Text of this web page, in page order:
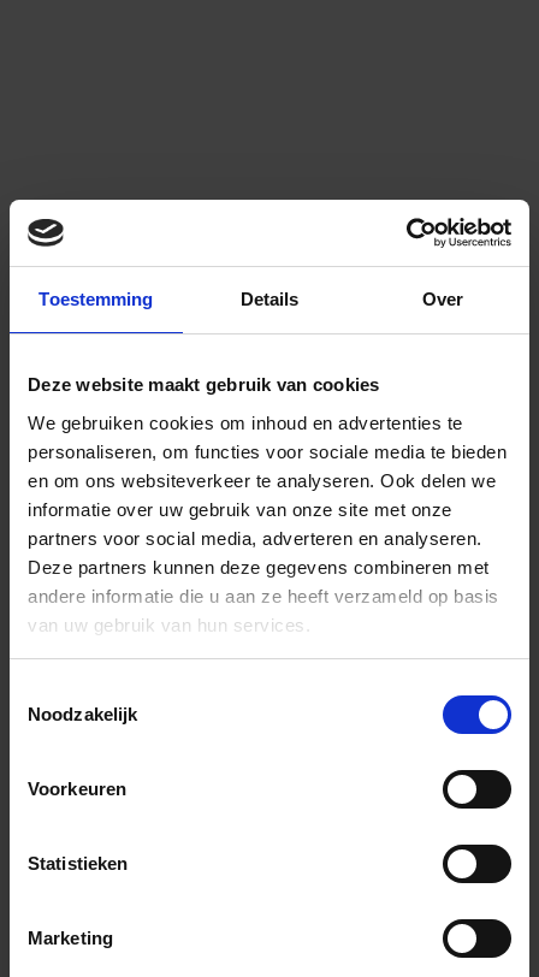
Toestemming Details Over
Deze website maakt gebruik van cookies
We gebruiken cookies om inhoud en advertenties te
personaliseren, om functies voor sociale media te bieden
en om ons websiteverkeer te analyseren. Ook delen we
informatie over uw gebruik van onze site met onze
partners voor social media, adverteren en analyseren.
Deze partners kunnen deze gegevens combineren met
andere informatie die u aan ze heeft verzameld op basis
van uw gebruik van hun services.
Noodzakelijk
Voorkeuren
Statistieken
Marketing